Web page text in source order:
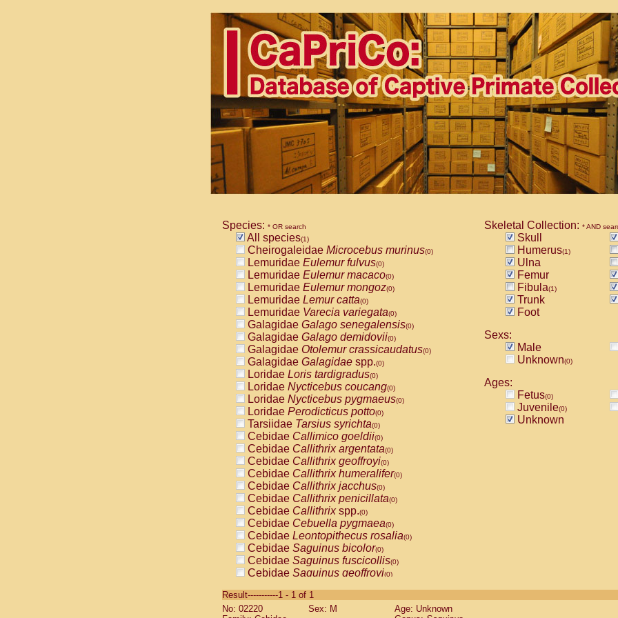
Species: * OR search
All species(1)
Cheirogaleidae Microcebus murinus(0)
Lemuridae Eulemur fulvus(0)
Lemuridae Eulemur macaco(0)
Lemuridae Eulemur mongoz(0)
Lemuridae Lemur catta(0)
Lemuridae Varecia variegata(0)
Galagidae Galago senegalensis(0)
Galagidae Galago demidovii(0)
Galagidae Otolemur crassicaudatus(0)
Galagidae Galagidae spp.(0)
Loridae Loris tardigradus(0)
Loridae Nycticebus coucang(0)
Loridae Nycticebus pygmaeus(0)
Loridae Perodicticus potto(0)
Tarsiidae Tarsius syrichta(0)
Cebidae Callimico goeldii(0)
Cebidae Callithrix argentata(0)
Cebidae Callithrix geoffroyi(0)
Cebidae Callithrix humeralifer(0)
Cebidae Callithrix jacchus(0)
Cebidae Callithrix penicillata(0)
Cebidae Callithrixspp.(0)
Cebidae Cebuella pygmaea(0)
Cebidae Leontopithecus rosalia(0)
Cebidae Saguinus bicolor(0)
Cebidae Saguinus fuscicollis(0)
Cebidae Saguinus geoffroyi(0)
CebidaeSaguinus labiatus(0)
Cebidae Saguinus leucopus (0)
Skeletal Collection: * AND
Skull
Humerus(1)
Ulna
Femur
Fibula(1)
Trunk
Foot
Sexs:
Male
Unknown(0)
Ages:
Fetus(0)
Juvenile(0)
Unknown
Result-----------1 - 1 of 1
No: 02220
Sex: M
Age: Unknown